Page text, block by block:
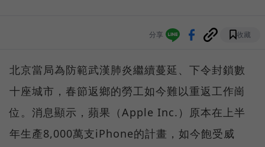
分享 收藏
北京當局為防範武漢肺炎繼續蔓延、下令封鎖數
十座城市，春節返鄉的勞工如今難以重返工作崗
位。消息顯示，蘋果（Apple Inc.）原本在上半
年生產8,000萬支iPhone的計畫，如今飽受威